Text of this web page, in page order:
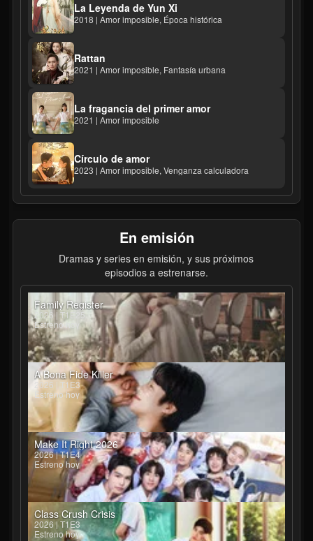
La Leyenda de Yun Xi
2018 | Amor imposible, Época histórica
Rattan
2021 | Amor imposible, Fantasía urbana
La fragancia del primer amor
2021 | Amor imposible
Círculo de amor
2023 | Amor imposible, Venganza calculadora
En emisión
Dramas y series en emisión, y sus próximos
episodios a estrenarse.
Family Register
2026 | T1E25
Estreno hoy
A Bona Fide Killer
2026 | T1E3
Estreno hoy
Make It Right 2026
2026 | T1E4
Estreno hoy
Class Crush Crisis
2026 | T1E3
Estreno hoy